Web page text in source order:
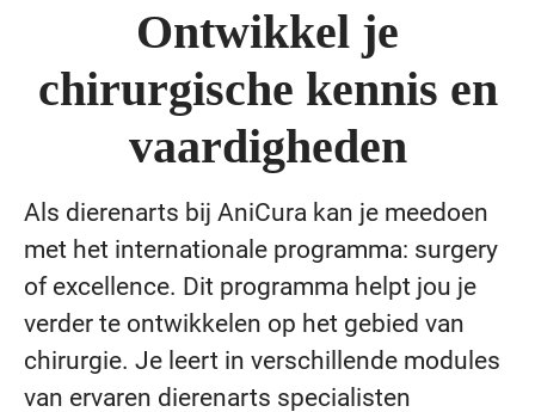
Ontwikkel je
chirurgische kennis en
vaardigheden
Als dierenarts bij AniCura kan je meedoen
met het internationale programma: surgery
of excellence. Dit programma helpt jou je
verder te ontwikkelen op het gebied van
chirurgie. Je leert in verschillende modules
van ervaren dierenarts specialisten